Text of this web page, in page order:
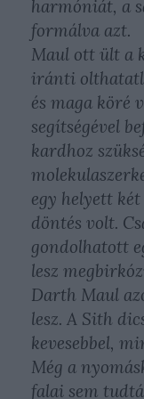
harmóniát, a
formálva azt.
Maul ott ült a
iránti
és maga köré
segítségével
kardhoz
egy helyett
döntés volt.
gondolhatott
lesz
Darth Maul
lesz. A Sith
kevesebbel,
Még a
falai sem